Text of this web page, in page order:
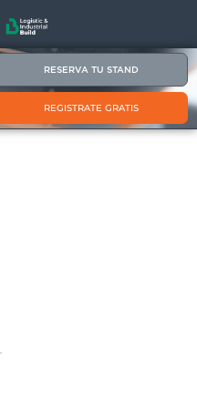
RESERVA TU STAND
REGISTRATE GRATIS